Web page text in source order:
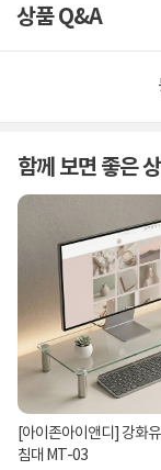
상품 Q&A
함께 보면 좋은
[아이존아이앤디] 강화
침대 MT-03